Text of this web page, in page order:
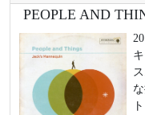
PEOPLE AND